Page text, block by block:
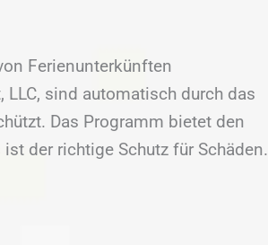
Ferienunterkünften
LLC, sind automatisch durch das
Das Programm bietet den
der richtige Schutz für Schäden.